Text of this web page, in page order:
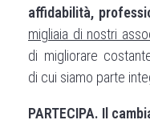
affidabilità,
migliaia di nostri
di migliorare
di cui siamo parte
PARTECIPA. Il